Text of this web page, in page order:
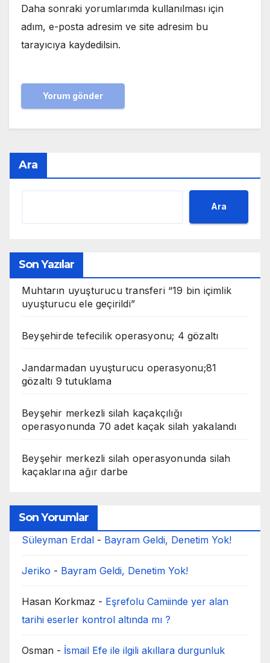
Daha sonraki yorumlarımda kullanılması için
adım, e-posta adresim ve site adresim bu
tarayıcıya kaydedilsin.
Ara
Ara
Son Yazılar
Muhtarın uyuşturucu transferi “19 bin içimlik
uyuşturucu ele geçirildi”
Beyşehirde tefecilik operasyonu; 4 gözaltı
Jandarmadan uyuşturucu operasyonu;81
gözaltı 9 tutuklama
Beyşehir merkezli silah kaçakçılığı
operasyonunda 70 adet kaçak silah yakalandı
Beyşehir merkezli silah operasyonunda silah
kaçaklarına ağır darbe
Son Yorumlar
Süleyman Erdal - Bayram Geldi, Denetim Yok!
Jeriko - Bayram Geldi, Denetim Yok!
Hasan Korkmaz - Eşrefolu Camiinde yer alan
tarihi eserler kontrol altında mı ?
Osman - İsmail Efe ile ilgili akıllara durgunluk